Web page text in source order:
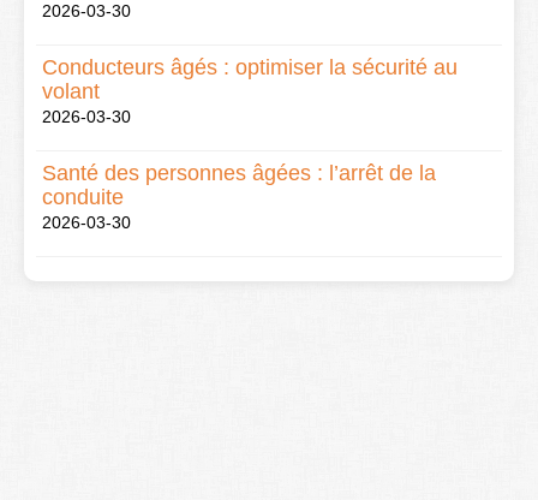
2026-03-30
Conducteurs âgés : optimiser la sécurité au
volant
2026-03-30
Santé des personnes âgées : l’arrêt de la
conduite
2026-03-30